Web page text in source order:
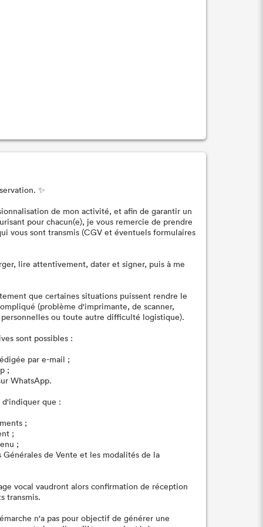
✨
de mon activité, et afin de garantir un
pour chacun(e), je vous remercie de prendre
vous sont transmis (CGV et éventuels formulaires
lire attentivement, dater et signer, puis à me
que certaines situations puissent rendre le
(problème d'imprimante, de scanner,
ou toute autre difficulté logistique).
sont possibles :
par e-mail ;
;
WhatsApp.
d'indiquer que :
;
;
;
de Vente et les modalités de la
vocal vaudront alors confirmation de réception
transmis.
n'a pas pour objectif de générer une